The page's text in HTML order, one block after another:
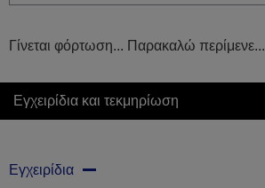
Γίνεται φόρτωση... Παρακαλώ περίμενε...
Εγχειρίδια και τεκμηρίωση
Εγχειρίδια